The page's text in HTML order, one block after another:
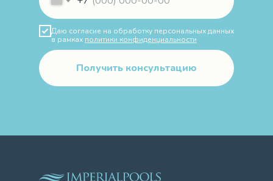
Даю согласие на обработку персональных данных
в рамках политики конфиденциальности
Получить консультацию